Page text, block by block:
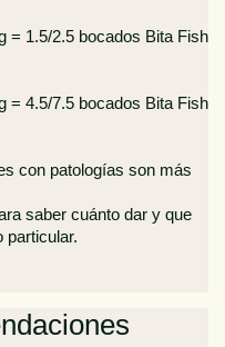
= 1.5/2.5 bocados Bita Fish
= 4.5/7.5 bocados Bita Fish
con patologías son más
saber cuánto dar y que
particular.